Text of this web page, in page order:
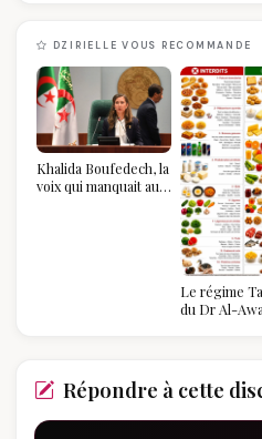
DZIRIELLE VOUS RECOMMANDE
Khalida Boufedech, la
voix qui manquait au
Le régime
du Dr Al-
et ce que
vraiment
Répondre à cette